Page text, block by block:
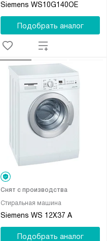
Siemens WS10G140OE
Подобрать аналог
Стиральная машина
Siemens WS 12X37 A
Снят с производства
Подобрать аналог